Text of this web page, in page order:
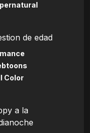
de edad
Color
a la